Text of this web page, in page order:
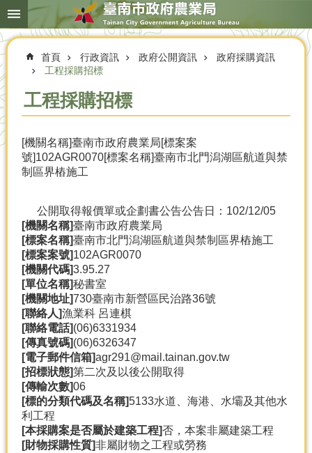
跳到主要內容區塊
搜
尋
進
簡
介
首頁 行政資訊 政府公開資訊
政府採購資訊
工程採購招標
工程採購招標
[機關名稱]臺南市政府農業局[標案案
號]102AGR0070[標案名稱]臺南市北門潟湖區航道與禁
制區界樁施工
公開取得報價單或企劃書公告公告日：102/12/05
[機關名稱]臺南市政府農業局
[標案名稱]臺南市北門潟湖區航道與禁制區界樁施工
[標案案號]102AGR0070
[機關代碼]3.95.27
[單位名稱]秘書室
[機關地址]730臺南市新營區民治路36號
[聯絡人]漁業科 呂連棋
[聯絡電話](06)6331934
[傳真號碼](06)6326347
[電子郵件信箱]agr291@mail.tainan.gov.tw
[招標狀態]第二次及以後公開取得
[傳輸次數]06
[標的分類代碼及名稱]5133水道、海港、水壩及其他水
利工程
[本採購案是否屬於建築工程]否，本案非屬建築工程
[財物採購性質]非屬財物之工程或勞務